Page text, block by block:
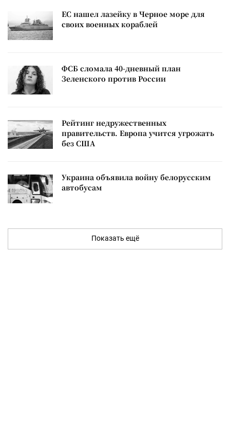
ЕС нашел лазейку в Черное море для
своих военных кораблей
ФСБ сломала 40-дневный план
Зеленского против России
Рейтинг недружественных
правительств. Европа учится угрожать
без США
Украина объявила войну белорусским
автобусам
Показать ещё